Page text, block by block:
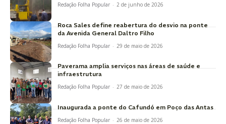
Redação Folha Popular - 2 de junho de 2026
Roca Sales define reabertura do desvio na ponte
da Avenida General Daltro Filho
Redação Folha Popular - 29 de maio de 2026
Paverama amplia serviços nas áreas de saúde e
infraestrutura
Redação Folha Popular - 27 de maio de 2026
Inaugurada a ponte do Cafundó em Poço das Antas
Redação Folha Popular - 26 de maio de 2026